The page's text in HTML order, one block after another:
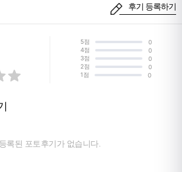
후기 등록하기
5점
0
4점
0
3점
0
2점
0
1점
0
등록된 포토후기가 없습니다.